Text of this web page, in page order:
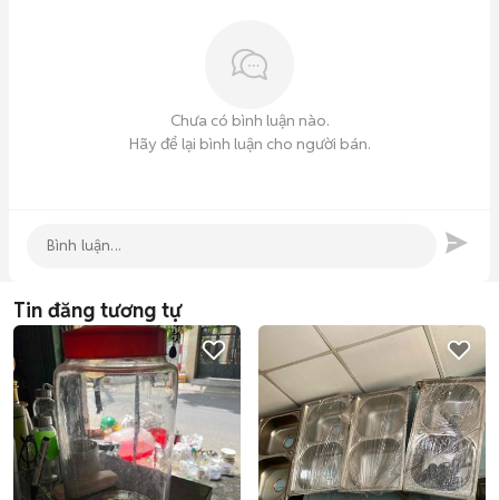
Chưa có bình luận nào.
Hãy để lại bình luận cho người bán.
Tin đăng tương tự